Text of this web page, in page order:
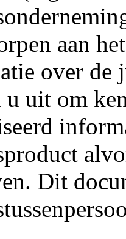
aan
over de
uit om
Dit